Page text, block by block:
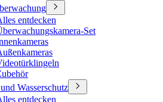
entdecken
Set
Wasserschutz
entdecken